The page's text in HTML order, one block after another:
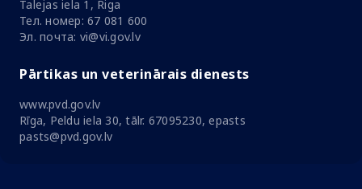
Talejas iela 1, Riga
Тел. номер: 67 081 600
Эл. почта: vi@vi.gov.lv
Pārtikas un veterinārais dienests
www.pvd.gov.lv
Rīga, Peldu iela 30, tālr. 67095230, epasts
pasts@pvd.gov.lv